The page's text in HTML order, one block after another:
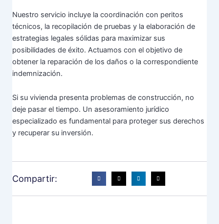
Nuestro servicio incluye la coordinación con peritos
técnicos, la recopilación de pruebas y la elaboración de
estrategias legales sólidas para maximizar sus
posibilidades de éxito. Actuamos con el objetivo de
obtener la reparación de los daños o la correspondiente
indemnización.
Si su vivienda presenta problemas de construcción, no
deje pasar el tiempo. Un asesoramiento jurídico
especializado es fundamental para proteger sus derechos
y recuperar su inversión.
Compartir: